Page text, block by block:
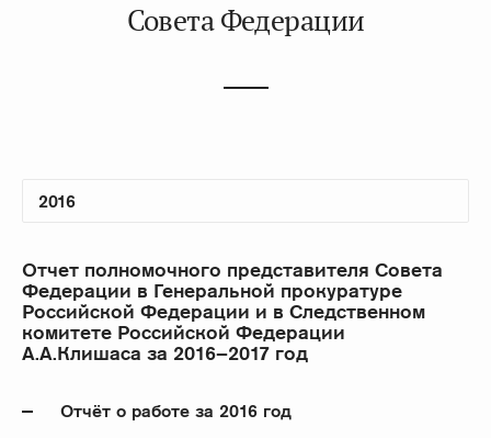
Совета Федерации
Отчет полномочного представителя Совета
Федерации в Генеральной прокуратуре
Российской Федерации и в Следственном
комитете Российской Федерации
А.А.Клишаса за 2016–2017 год
Отчёт о работе за 2016 год